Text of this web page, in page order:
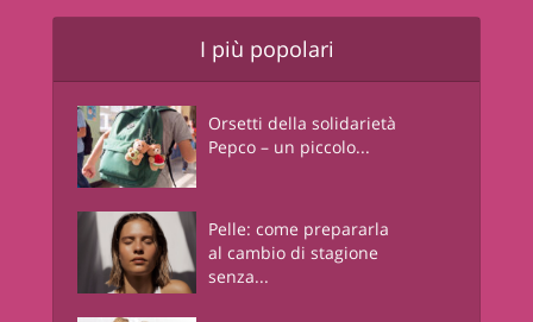
I più popolari
Orsetti della solidarietà
Pepco – un piccolo...
Pelle: come prepararla
al cambio di stagione
senza...